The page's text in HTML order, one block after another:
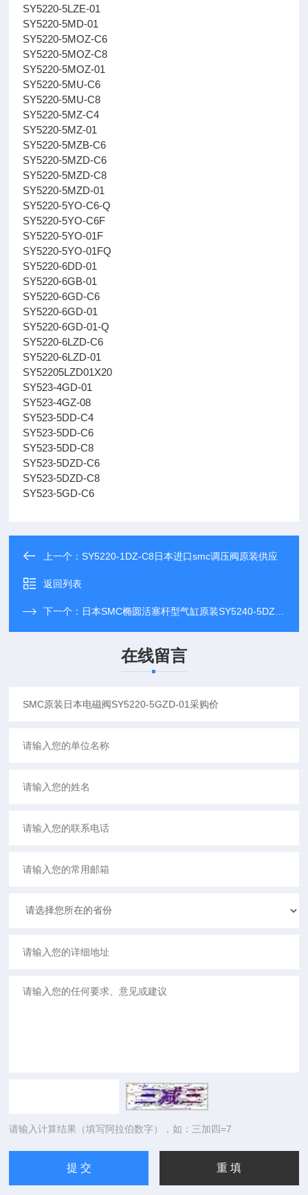
SY5220-5LZE-01
SY5220-5MD-01
SY5220-5MOZ-C6
SY5220-5MOZ-C8
SY5220-5MOZ-01
SY5220-5MU-C6
SY5220-5MU-C8
SY5220-5MZ-C4
SY5220-5MZ-01
SY5220-5MZB-C6
SY5220-5MZD-C6
SY5220-5MZD-C8
SY5220-5MZD-01
SY5220-5YO-C6-Q
SY5220-5YO-C6F
SY5220-5YO-01F
SY5220-5YO-01FQ
SY5220-6DD-01
SY5220-6GB-01
SY5220-6GD-C6
SY5220-6GD-01
SY5220-6GD-01-Q
SY5220-6LZD-C6
SY5220-6LZD-01
SY52205LZD01X20
SY523-4GD-01
SY523-4GZ-08
SY523-5DD-C4
SY523-5DD-C6
SY523-5DD-C8
SY523-5DZD-C6
SY523-5DZD-C8
SY523-5GD-C6
上一个：SY5220-1DZ-C8日本进口smc调压阀原装供应
返回列表
下一个： 日本SMC椭圆活塞杆型气缸原装SY5240-5DZD-02
在线留言
请输入计算结果（填写阿拉伯数字），如：三加四=7